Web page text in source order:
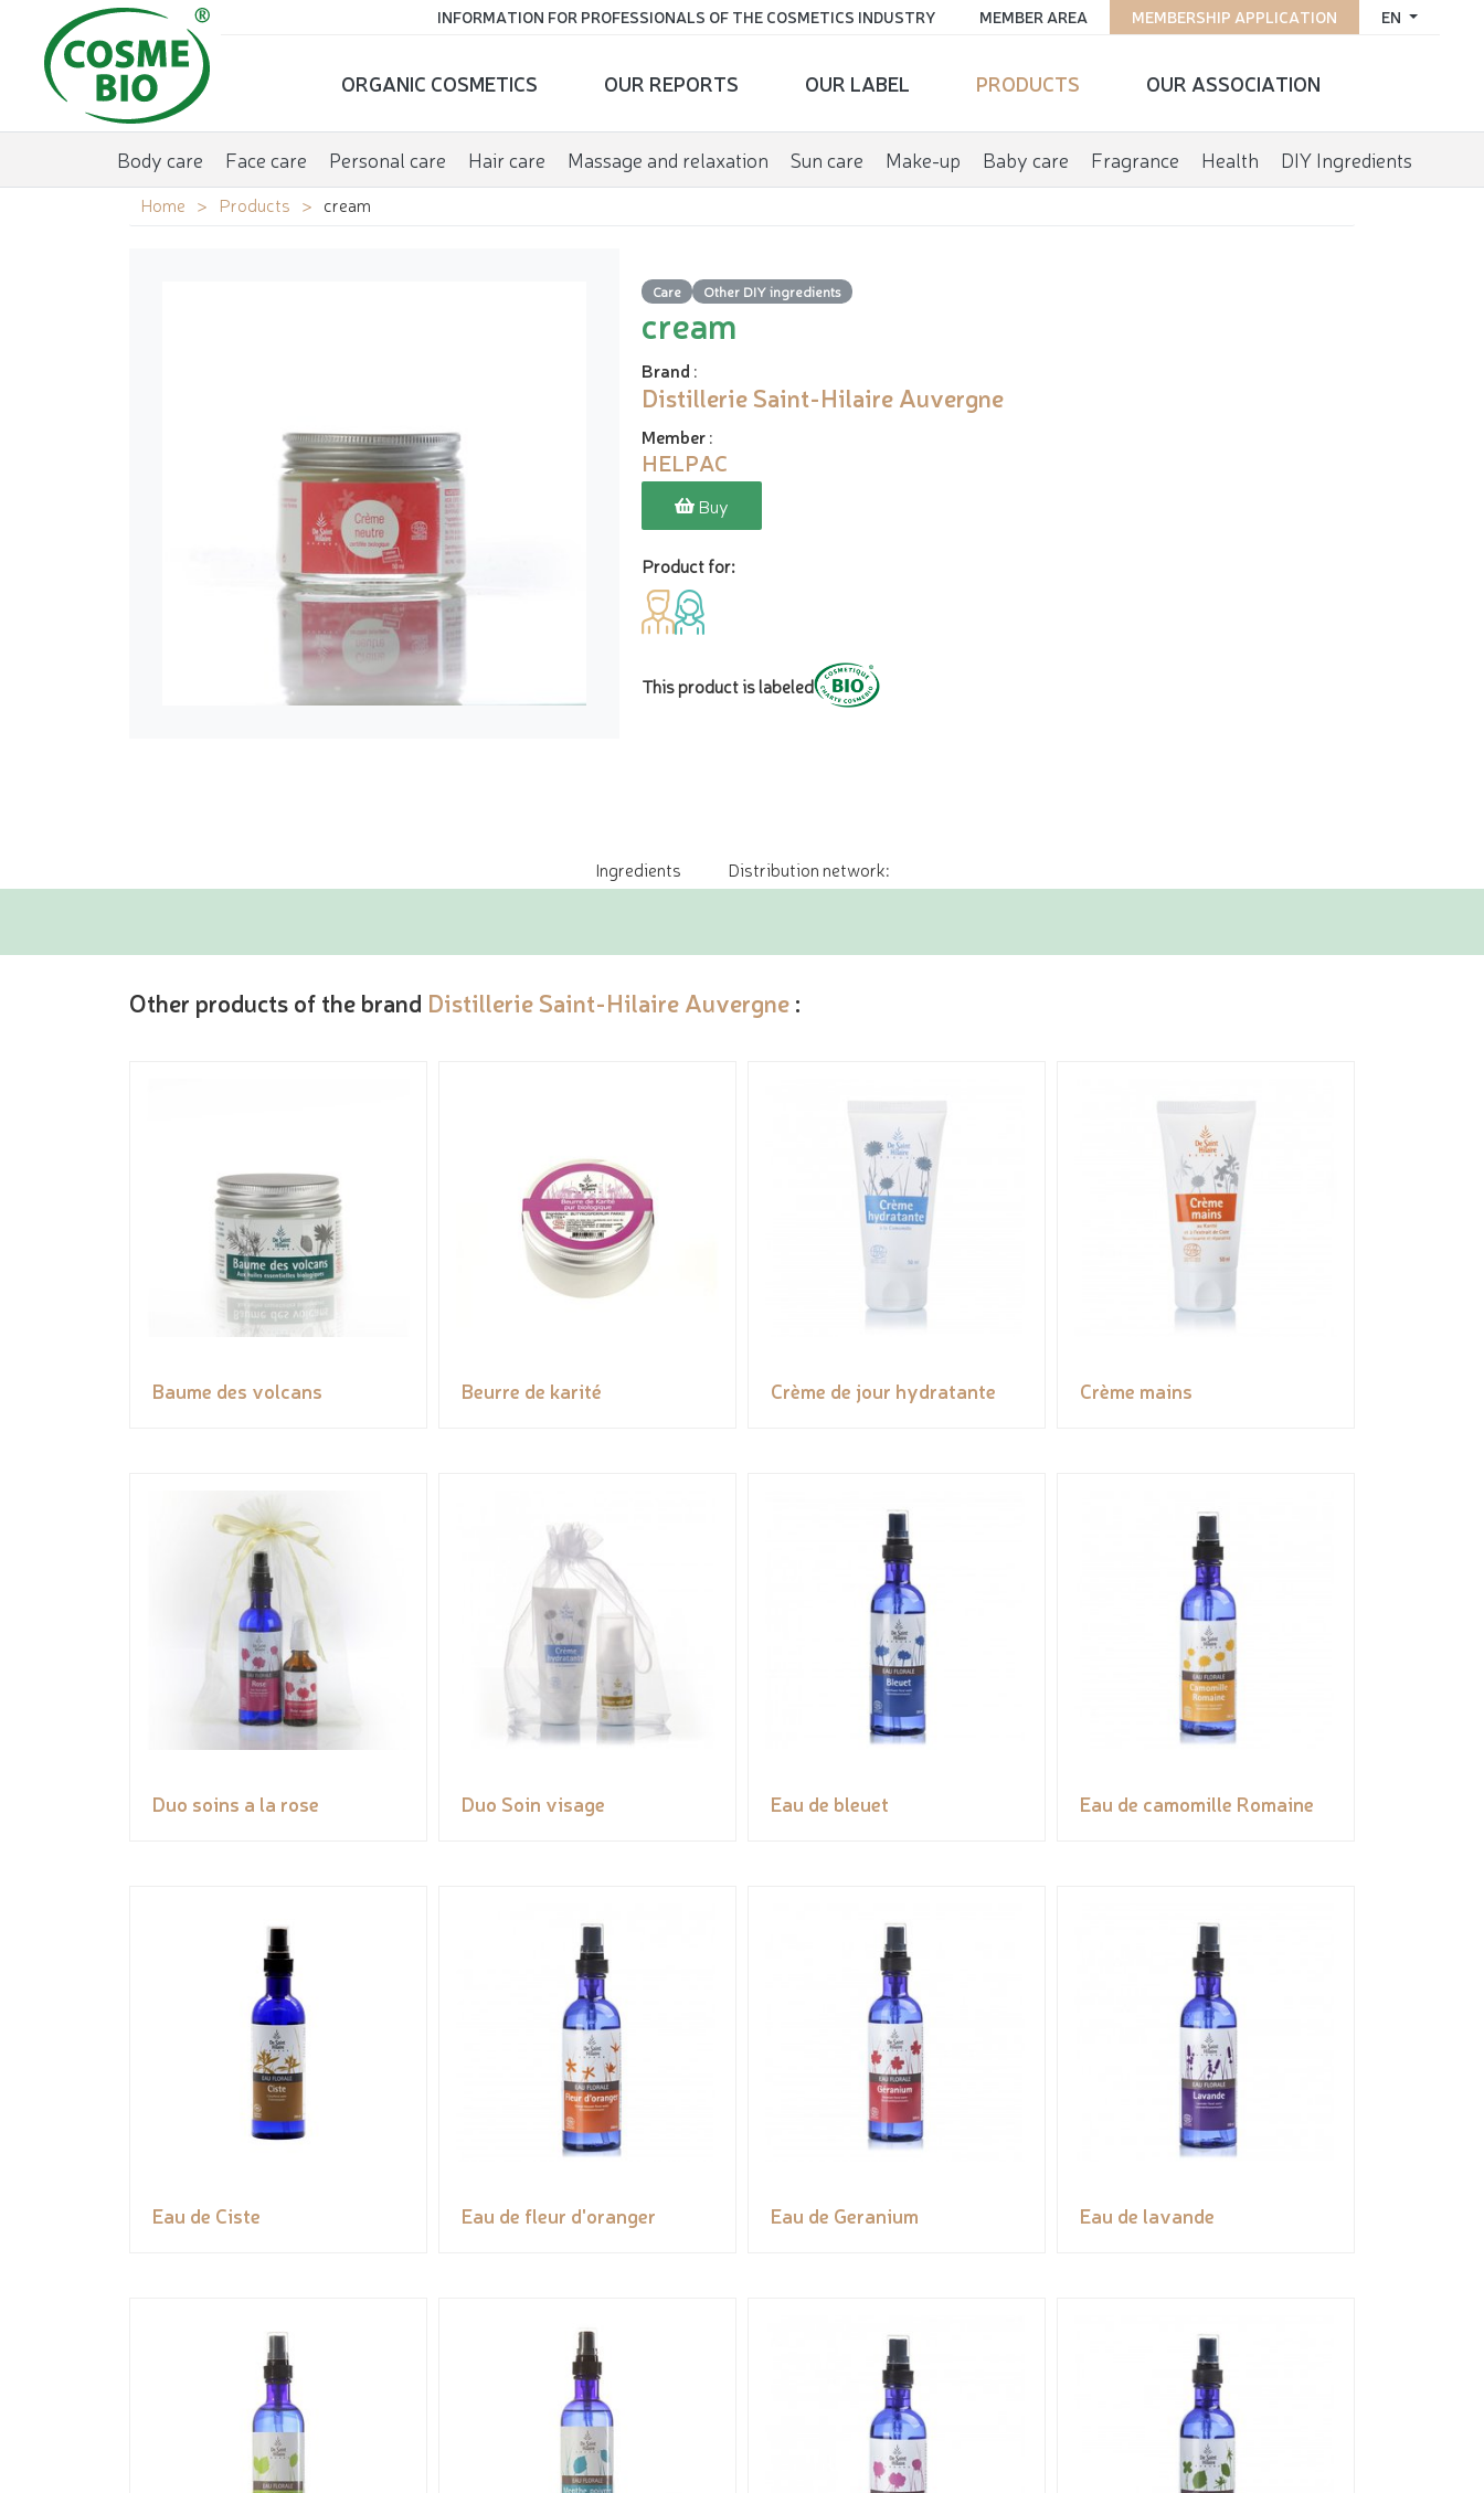
EN
MEMBERSHIP APPLICATION
MEMBER AREA
INFORMATION FOR PROFESSIONALS OF THE COSMETICS INDUSTRY
ORGANIC COSMETICS OUR REPORTS OUR LABEL PRODUCTS OUR ASSOCIATION
Body care Face care Personal care Hair care Massage and relaxation Sun care Make-up Baby care Fragrance Health DIY Ingredients
Home Products cream
Care Other DIY ingredients
cream
Brand :
Distillerie Saint-Hilaire Auvergne
Member:
HELPAC
Buy
Product for:
This product is labeled
Ingredients Distribution network:
Other products of the brand Distillerie Saint-Hilaire Auvergne :
Baume des volcans Beurre de karité Crème de jour hydratante Crème mains
Duo soins a la rose Duo Soin visage Eau de bleuet Eau de camomille Romaine
Eau de Ciste Eau de fleur d'oranger Eau de Geranium Eau de lavande